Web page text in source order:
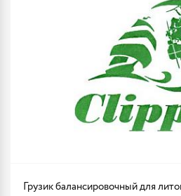
Грузик балансировочный для